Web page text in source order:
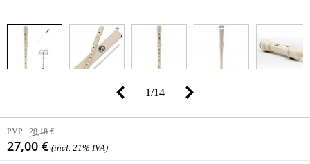
1/14
PVP 28,18 €
27,00 € (incl. 21% IVA)